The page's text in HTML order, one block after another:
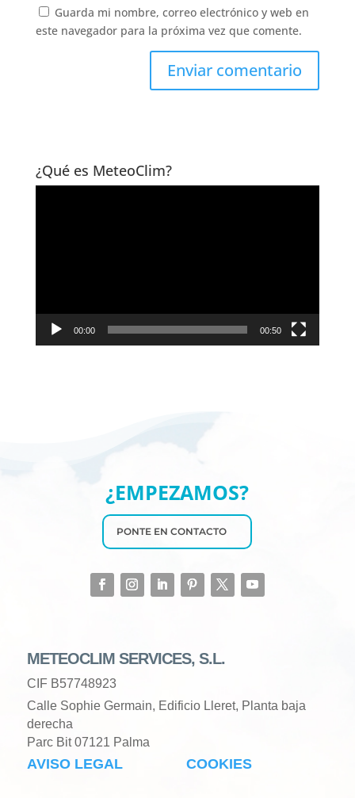
Guarda mi nombre, correo electrónico y web en
este navegador para la próxima vez que comente.
¿Qué es MeteoClim?
00:00 00:50
¿EMPEZAMOS?
PONTE EN CONTACTO
METEOCLIM SERVICES, S.L.
CIF B57748923
Calle Sophie Germain, Edificio Lleret, Planta baja
derecha
Parc Bit 07121 Palma
AVISO LEGAL COOKIES